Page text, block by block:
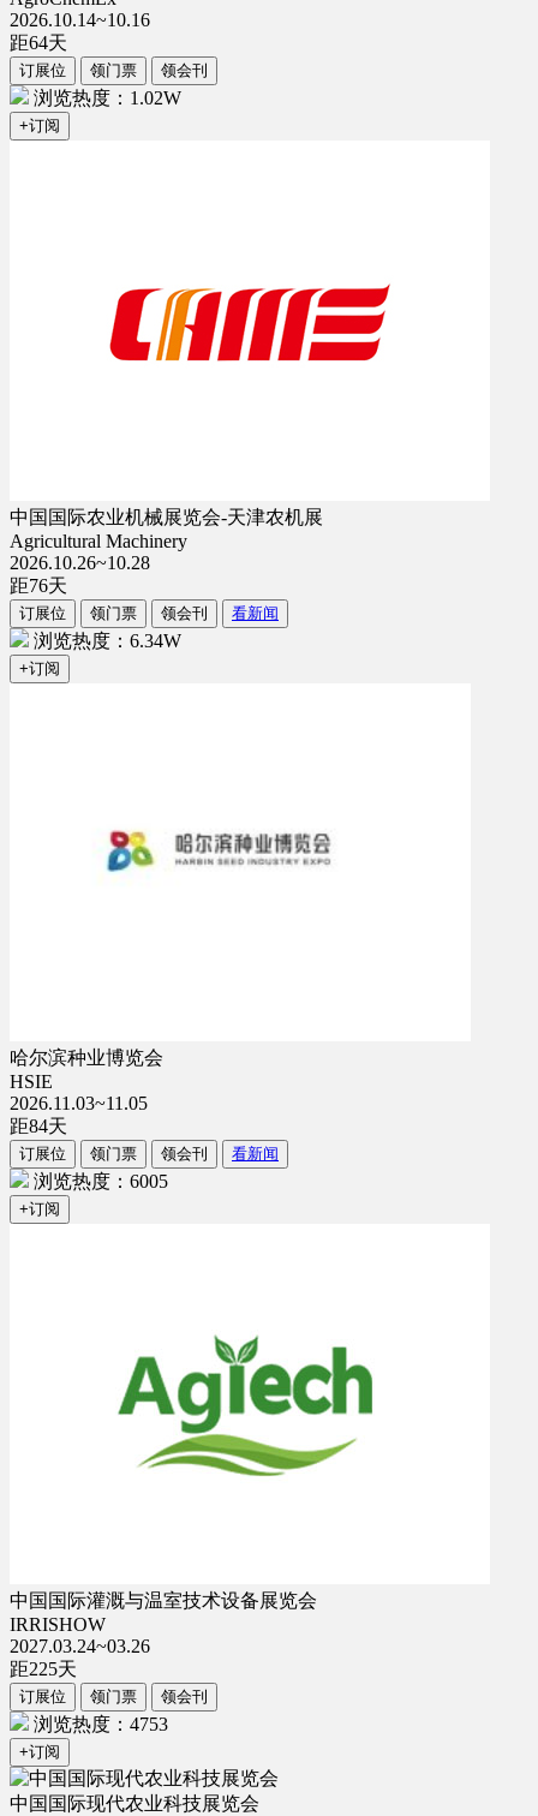
2026.10.14~10.16
距64天
订展位 领门票 领会刊
浏览热度：1.02W
+订阅
中国国际农业机械展览会-天津农机展
Agricultural Machinery
2026.10.26~10.28
距76天
订展位 领门票 领会刊 看新闻
浏览热度：6.34W
+订阅
哈尔滨种业博览会
HSIE
2026.11.03~11.05
距84天
订展位 领门票 领会刊 看新闻
浏览热度：6005
+订阅
中国国际灌溉与温室技术设备展览会
IRRISHOW
2027.03.24~03.26
距225天
订展位 领门票 领会刊
浏览热度：4753
+订阅
中国国际现代农业科技展览会